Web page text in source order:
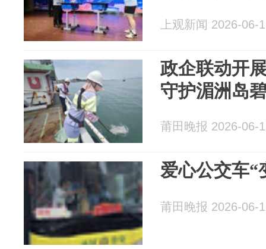
上观新闻 2026-06-
政企联动开
守护湄洲岛
莆田晚报 2026-06-
爱心公交车“
莆田晚报 2026-06-